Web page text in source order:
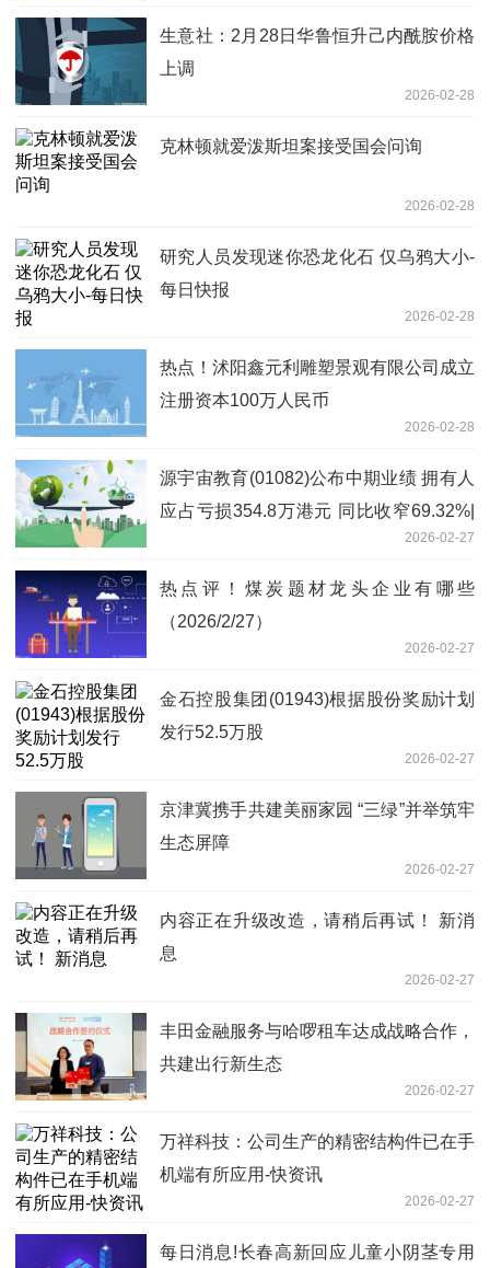
生意社：2月28日华鲁恒升己内酰胺价格
上调
2026-02-28
克林顿就爱泼斯坦案接受国会问询
2026-02-28
研究人员发现迷你恐龙化石 仅乌鸦大小-
每日快报
2026-02-28
热点！沭阳鑫元利雕塑景观有限公司成立
注册资本100万人民币
2026-02-28
源宇宙教育(01082)公布中期业绩 拥有人
应占亏损354.8万港元 同比收窄69.32%|
2026-02-27
热点评！煤炭题材龙头企业有哪些
（2026/2/27）
2026-02-27
金石控股集团(01943)根据股份奖励计划
发行52.5万股
2026-02-27
京津冀携手共建美丽家园 “三绿”并举筑牢
生态屏障
2026-02-27
内容正在升级改造，请稍后再试！ 新消
息
2026-02-27
丰田金融服务与哈啰租车达成战略合作，
共建出行新生态
2026-02-27
万祥科技：公司生产的精密结构件已在手
机端有所应用-快资讯
2026-02-27
每日消息!长春高新回应儿童小阴茎专用